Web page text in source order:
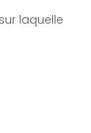
laquelle